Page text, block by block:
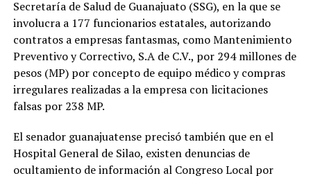
Secretaría de Salud de Guanajuato (SSG), en la que se
involucra a 177 funcionarios estatales, autorizando
contratos a empresas fantasmas, como Mantenimiento
Preventivo y Correctivo, S.A de C.V., por 294 millones de
pesos (MP) por concepto de equipo médico y compras
irregulares realizadas a la empresa con licitaciones
falsas por 238 MP.
El senador guanajuatense precisó también que en el
Hospital General de Silao, existen denuncias de
ocultamiento de información al Congreso Local por